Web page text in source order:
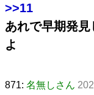
>>11
あれで早期発
よ
871: 名無しさん